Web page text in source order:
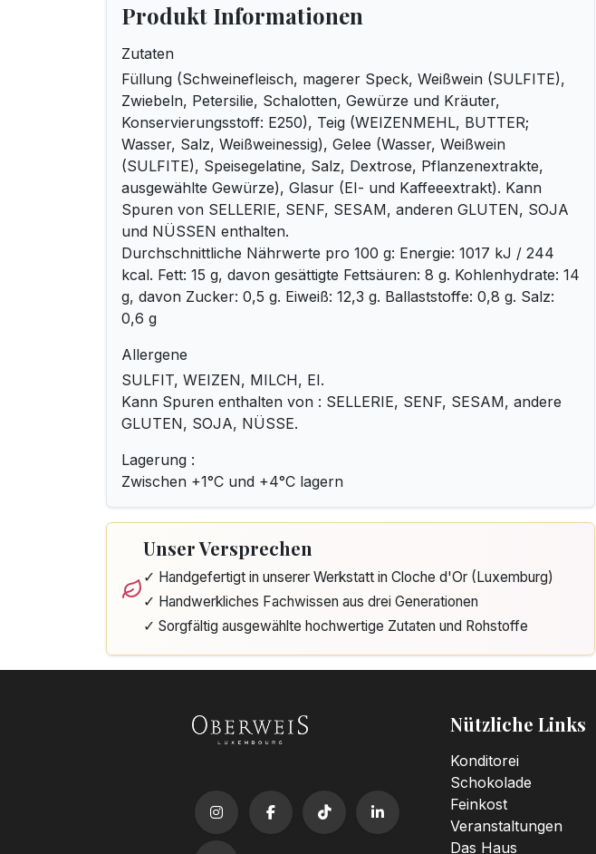
Produkt Informationen
Zutaten
Füllung (Schweinefleisch, magerer Speck, Weißwein (SULFITE),
Zwiebeln, Petersilie, Schalotten, Gewürze und Kräuter,
Konservierungsstoff: E250), Teig (WEIZENMEHL, BUTTER;
Wasser, Salz, Weißweinessig), Gelee (Wasser, Weißwein
(SULFITE), Speisegelatine, Salz, Dextrose, Pflanzenextrakte,
ausgewählte Gewürze), Glasur (EI- und Kaffeeextrakt). Kann
Spuren von SELLERIE, SENF, SESAM, anderen GLUTEN, SOJA
und NÜSSEN enthalten.
Durchschnittliche Nährwerte pro 100 g: Energie: 1017 kJ / 244
kcal. Fett: 15 g, davon gesättigte Fettsäuren: 8 g. Kohlenhydrate: 14
g, davon Zucker: 0,5 g. Eiweiß: 12,3 g. Ballaststoffe: 0,8 g. Salz:
0,6 g
Allergene
SULFIT, WEIZEN, MILCH, EI.
Kann Spuren enthalten von : SELLERIE, SENF, SESAM, andere
GLUTEN, SOJA, NÜSSE.
Lagerung :
Zwischen +1°C und +4°C lagern
Unser Versprechen
✓ Handgefertigt in unserer Werkstatt in Cloche d'Or (Luxemburg)
✓ Handwerkliches Fachwissen aus drei Generationen
✓ Sorgfältig ausgewählte hochwertige Zutaten und Rohstoffe
Nützliche Links
Konditorei
Schokolade
Feinkost
Veranstaltungen
Das Haus